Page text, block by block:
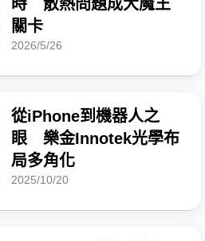
時 散熱問題成大魔王
關卡
2026/5/26
從iPhone到機器人之
眼 樂金Innotek光學布
局多角化
2025/10/20